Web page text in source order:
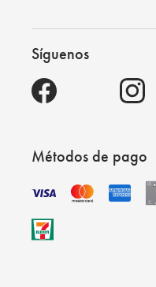
Síguenos
Métodos de pago